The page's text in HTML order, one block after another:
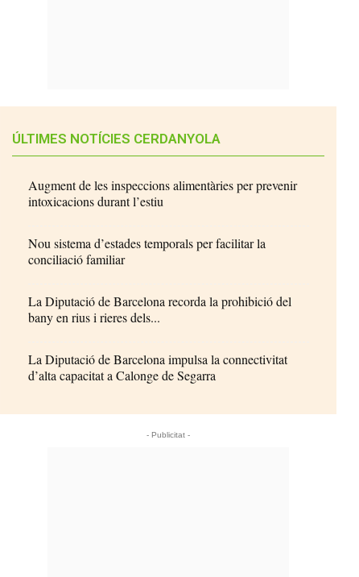
ÚLTIMES NOTÍCIES CERDANYOLA
Augment de les inspeccions alimentàries per prevenir
intoxicacions durant l’estiu
Nou sistema d’estades temporals per facilitar la
conciliació familiar
La Diputació de Barcelona recorda la prohibició del
bany en rius i rieres dels...
La Diputació de Barcelona impulsa la connectivitat
d’alta capacitat a Calonge de Segarra
- Publicitat -